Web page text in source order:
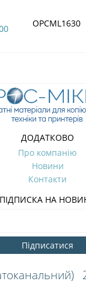
OPCML1630
ДОДАТКОВО
Про компанію
Новини
Контакти
ПІДПИСКА НА
Підписатися